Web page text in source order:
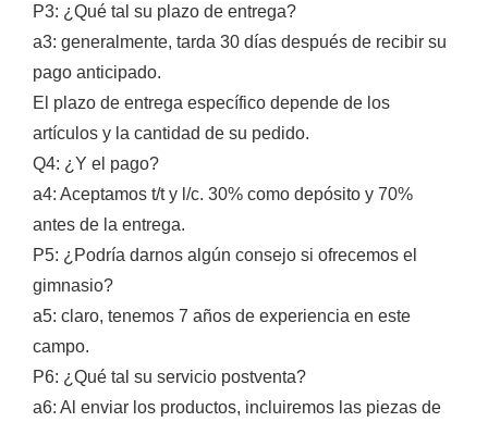
P3: ¿Qué tal su plazo de entrega?
a3: generalmente, tarda 30 días después de recibir su
pago anticipado.
El plazo de entrega específico depende de los
artículos y la cantidad de su pedido.
Q4: ¿Y el pago?
a4: Aceptamos t/t y l/c. 30% como depósito y 70%
antes de la entrega.
P5: ¿Podría darnos algún consejo si ofrecemos el
gimnasio?
a5: claro, tenemos 7 años de experiencia en este
campo.
P6: ¿Qué tal su servicio postventa?
a6: Al enviar los productos, incluiremos las piezas de